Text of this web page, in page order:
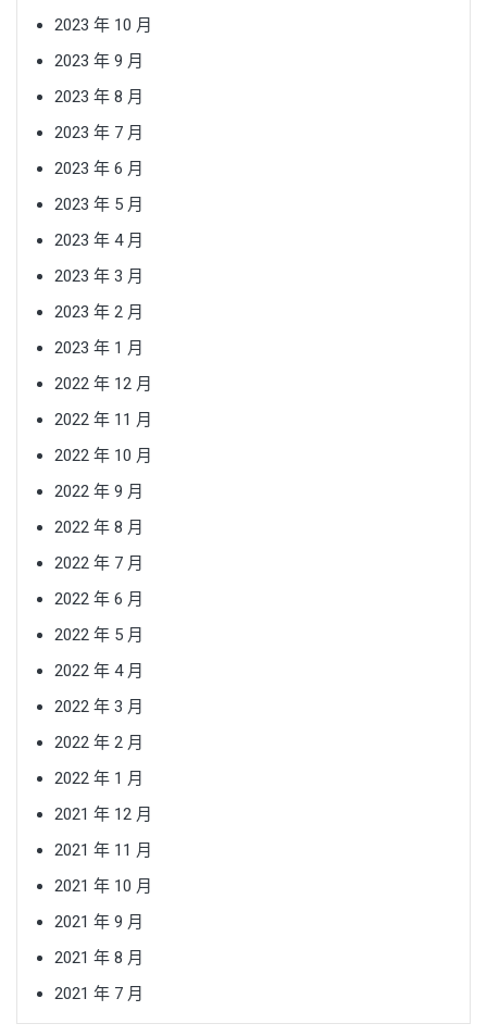
2023 年 10 月
2023 年 9 月
2023 年 8 月
2023 年 7 月
2023 年 6 月
2023 年 5 月
2023 年 4 月
2023 年 3 月
2023 年 2 月
2023 年 1 月
2022 年 12 月
2022 年 11 月
2022 年 10 月
2022 年 9 月
2022 年 8 月
2022 年 7 月
2022 年 6 月
2022 年 5 月
2022 年 4 月
2022 年 3 月
2022 年 2 月
2022 年 1 月
2021 年 12 月
2021 年 11 月
2021 年 10 月
2021 年 9 月
2021 年 8 月
2021 年 7 月